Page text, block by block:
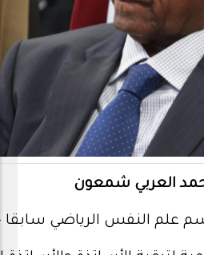
العربي شمعون
النفس الرياضي سابقا –